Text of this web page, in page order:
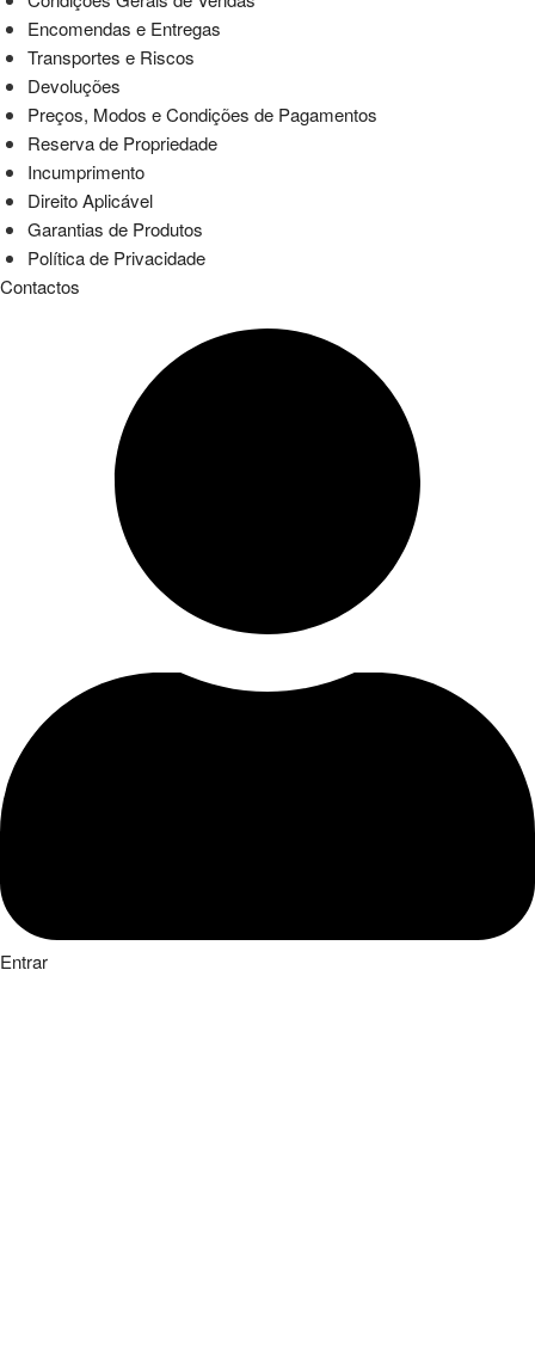
Encomendas e Entregas
Transportes e Riscos
Devoluções
Preços, Modos e Condições de Pagamentos
Reserva de Propriedade
Incumprimento
Direito Aplicável
Garantias de Produtos
Política de Privacidade
Contactos
Entrar